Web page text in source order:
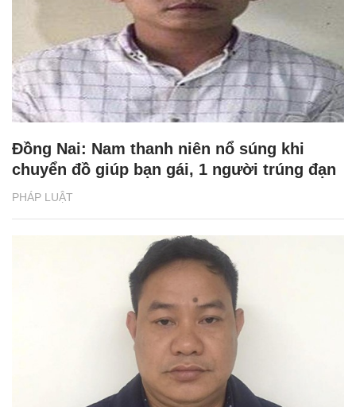
PHÁP LUẬT
Đồng Nai: Nam thanh niên nổ súng khi
chuyển đồ giúp bạn gái, 1 người trúng đạn